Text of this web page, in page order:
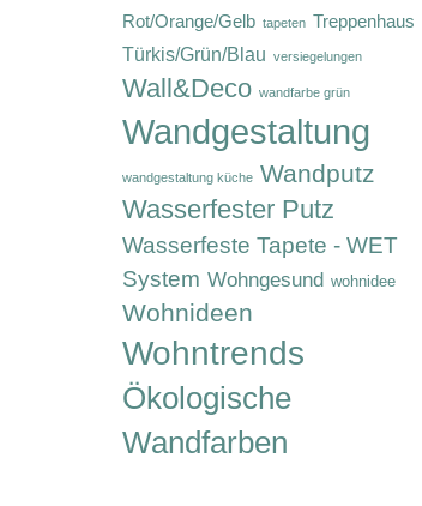
Rot/Orange/Gelb tapeten Treppenhaus
Türkis/Grün/Blau versiegelungen
Wall&Deco wandfarbe grün
Wandgestaltung
wandgestaltung küche Wandputz
Wasserfester Putz
Wasserfeste Tapete - WET
System Wohngesund wohnidee
Wohnideen
Wohntrends
Ökologische
Wandfarben